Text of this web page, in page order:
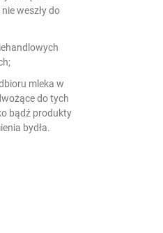
weszły do
mleka w
do tych
bądź produkty
bydła.